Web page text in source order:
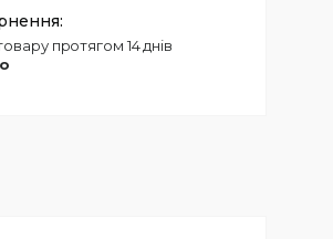
протягом 14 днів